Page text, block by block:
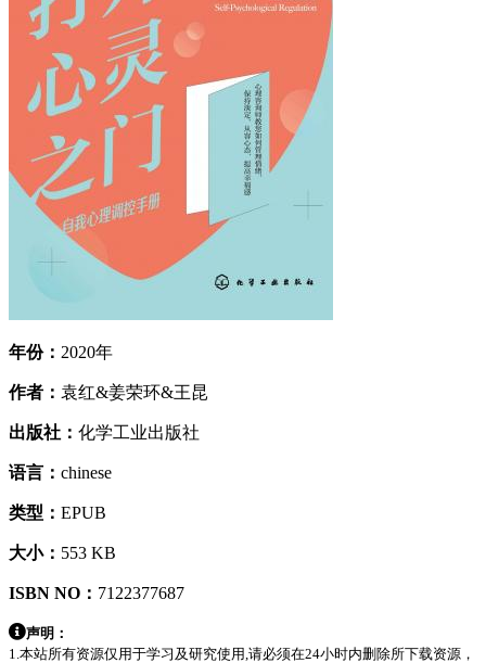
年份： 2020年
作者： 袁红&姜荣环&王昆
出版社： 化学工业出版社
语言： chinese
类型： EPUB
大小： 553 KB
ISBN NO： 7122377687
声明：
1.本站所有资源仅用于学习及研究使用,请必须在24小时内删除所下载资源，